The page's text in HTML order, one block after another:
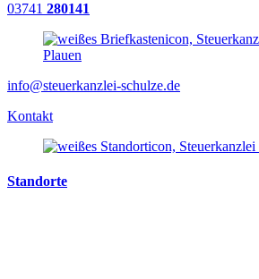
03741 280141
info@steuerkanzlei-schulze.de
Kontakt
Standorte